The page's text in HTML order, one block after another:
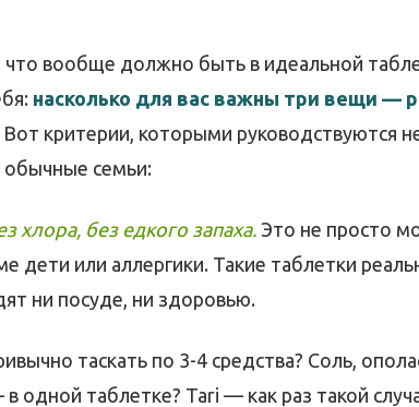
что вообще должно быть в идеальной
насколько для вас важны три вещи —
Вот критерии, которыми руководствуются
обычные семьи:
хлора, без едкого запаха. Это не просто
дети или аллергики. Такие таблетки
ни посуде, ни здоровью.
таскать по 3-4 средства? Соль,
одной таблетке? Tari — как раз такой